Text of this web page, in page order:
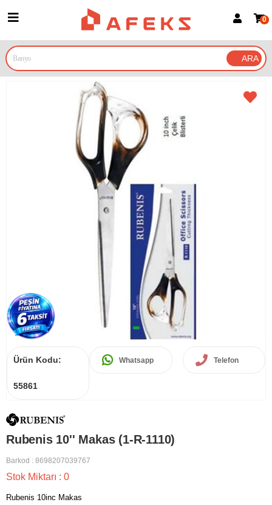
Google İle Bağlan
0
Ürün Kodu:
55861
Whatsapp Telefon
Rubenis 10'' Makas (1-R-1110)
Barkod : 8698207039767
Stok Miktarı : 0
Rubenis 10inc Makas